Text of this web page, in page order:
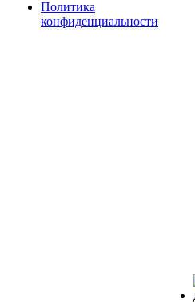
Политика
конфиденциальности